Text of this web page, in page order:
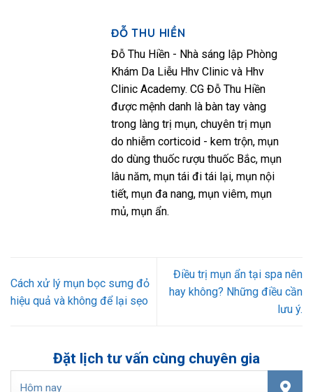
ĐỖ THU HIỀN
Đỗ Thu Hiền - Nhà sáng lập Phòng
Khám Da Liễu Hhv Clinic và Hhv
Clinic Academy. CG Đỗ Thu Hiền
được mệnh danh là bàn tay vàng
trong làng trị mụn, chuyên trị mụn
do nhiễm corticoid - kem trộn, mụn
do dùng thuốc rượu thuốc Bắc, mụn
lâu năm, mụn tái đi tái lại, mụn nội
tiết, mụn đa nang, mụn viêm, mụn
mủ, mụn ẩn.
Cách xử lý mụn bọc sưng đỏ
hiệu quả và không để lại sẹo
Điều trị mụn ẩn tại spa nên
hay không? Những điều cần
lưu ý.
Đặt lịch tư vấn cùng chuyên gia